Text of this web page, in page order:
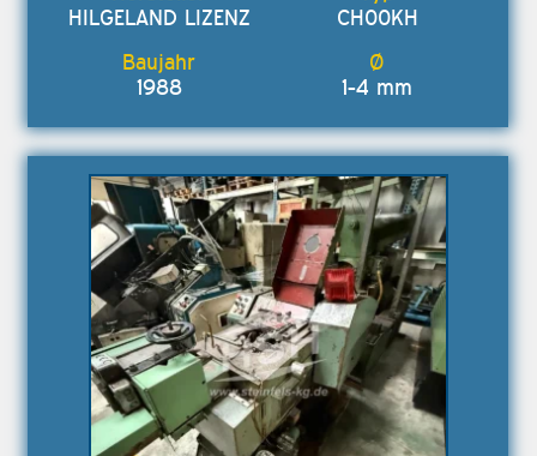
HILGELAND LIZENZ CH00KH
1988 1-4 mm